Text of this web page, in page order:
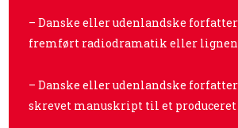
– Danske eller udenlandske
fremført radiodramatik eller
– Danske eller udenlandske
skrevet manuskript til et